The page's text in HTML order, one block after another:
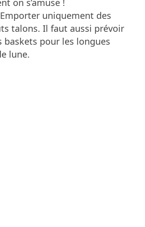
on s’amuse !
Emporter uniquement des
talons. Il faut aussi prévoir
baskets pour les longues
lune.